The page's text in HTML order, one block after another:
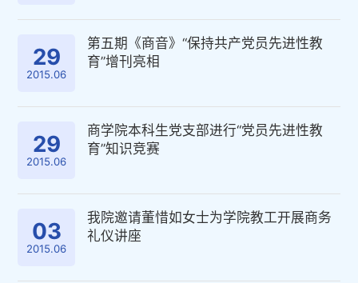
29
2015.06
第五期《商音》“保持共产党员先进性教
育”增刊亮相
29
2015.06
商学院本科生党支部进行“党员先进性教
育”知识竞赛
03
2015.06
我院邀请董惜如女士为学院教工开展商务
礼仪讲座